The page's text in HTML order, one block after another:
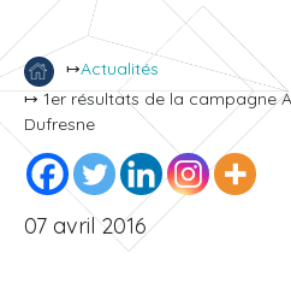
↦Actualités
↦ 1er résultats de la campagne
Dufresne
07 avril 2016